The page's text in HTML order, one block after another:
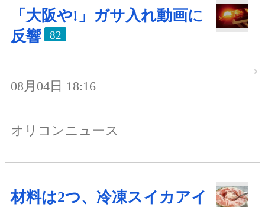
「大阪や!」ガサ入れ動画に
反響
82
08月04日 18:16
オリコンニュース
材料は2つ、冷凍スイカアイ